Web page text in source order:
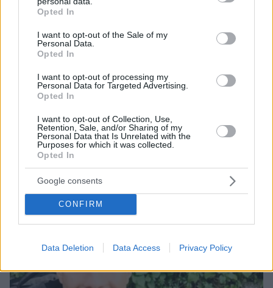
grant or deny consent to Google and its third-party tags to
use your data for below specified purposes in below Google
consent section.
Opted In
I want to opt-out of the Sale of my
Personal Data.
Opted In
I want to opt-out of processing my
Personal Data for Targeted Advertising.
Opted In
I want to opt-out of Collection, Use,
Retention, Sale, and/or Sharing of my
Personal Data that Is Unrelated with the
Purposes for which it was collected.
Opted In
Google consents
CONFIRM
Data Deletion Data Access Privacy Policy
Εγκαταλείπει το κόμμα Καρυστιανού και ο
επιχειρηματίας Νίκος Μπρουτζάκης: Καταγγέλλει
κλειστή κάστα, «λένε προδότες και πληρωμένους
όσους αποχωρούν»